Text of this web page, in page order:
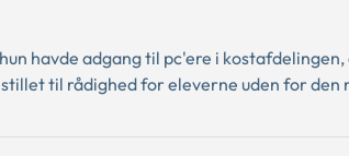
havde adgang til pc'ere i
stillet til rådighed for eleverne uden for den